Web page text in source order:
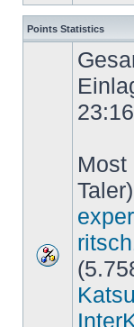
Points Statistics
23:16
Most